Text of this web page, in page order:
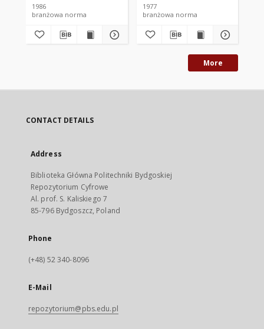
1986
branżowa norma
1977
branżowa norma
More
CONTACT DETAILS
Address
Biblioteka Główna Politechniki Bydgoskiej
Repozytorium Cyfrowe
Al. prof. S. Kaliskiego 7
85-796 Bydgoszcz, Poland
Phone
(+48) 52 340-8096
E-Mail
repozytorium@pbs.edu.pl